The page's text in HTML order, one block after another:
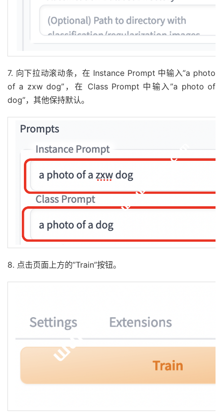
7. 向下拉动滚动条，在 Instance Prompt 中输入”a photo
of a zxw dog”，在 Class Prompt 中输入”a photo of
dog”，其他保持默认。
8. 点击⻚面上方的”Train”按钮。